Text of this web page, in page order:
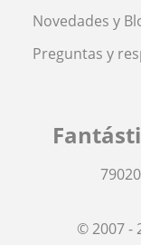
Novedades y
Preguntas y
© 2007 -